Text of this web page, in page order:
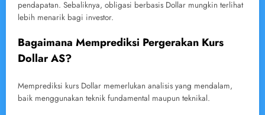
pendapatan. Sebaliknya, obligasi berbasis Dollar mungkin terlihat
lebih menarik bagi investor.
Bagaimana Memprediksi Pergerakan Kurs
Dollar AS?
Memprediksi kurs Dollar memerlukan analisis yang mendalam,
baik menggunakan teknik fundamental maupun teknikal.